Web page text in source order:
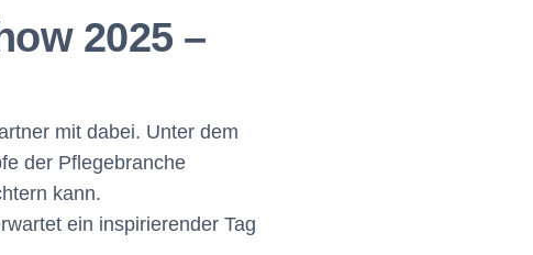
2025 –
mit dabei. Unter dem
der Pflegebranche
kann.
ein inspirierender Tag